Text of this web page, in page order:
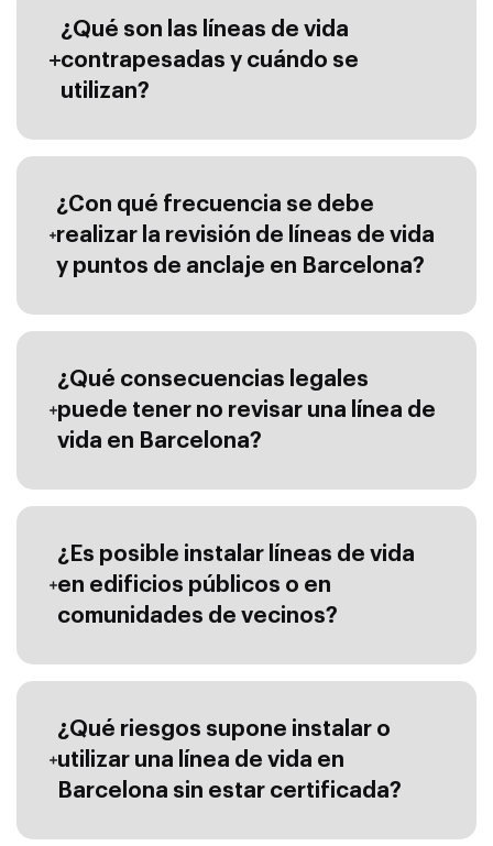
¿Qué son las líneas de vida
contrapesadas y cuándo se
utilizan?
¿Con qué frecuencia se debe
realizar la revisión de líneas de vida
y puntos de anclaje en Barcelona?
¿Qué consecuencias legales
puede tener no revisar una línea de
vida en Barcelona?
¿Es posible instalar líneas de vida
en edificios públicos o en
comunidades de vecinos?
¿Qué riesgos supone instalar o
utilizar una línea de vida en
Barcelona sin estar certificada?